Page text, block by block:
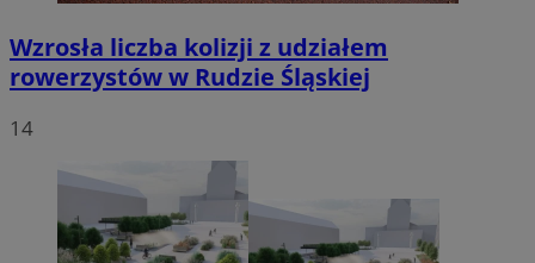
Wzrosła liczba kolizji z udziałem
rowerzystów w Rudzie Śląskiej
14